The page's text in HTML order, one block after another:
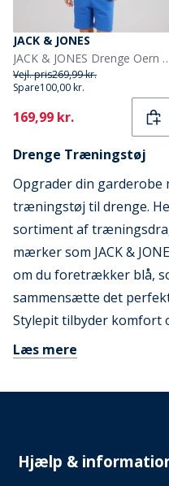
JACK & JONES
JACK & JONES Drenge Oern
Vejl. pris269,99 kr.
Spare100,00 kr.
Current
169,99 kr.
Drenge Træningstøj
Opgrader din garderobe
træningstøj til drenge.
sortiment af
mærker som JACK &
om du foretrækker blå,
sammensætte det
Stylepit tilbyder komfort
Læs mere
Hjælp &